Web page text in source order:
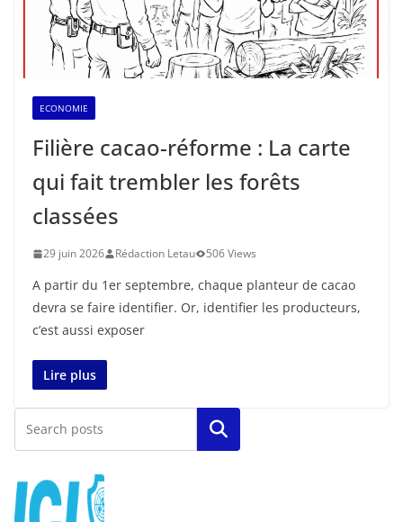
ECONOMIE
Filière cacao-réforme : La carte
qui fait trembler les forêts
classées
29 juin 2026 Rédaction Letau 506 Views
A partir du 1er septembre, chaque planteur de cacao
devra se faire identifier. Or, identifier les producteurs,
c’est aussi exposer
Lire plus
Rechercher